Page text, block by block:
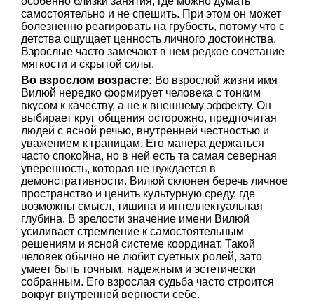
самостоятельно и не спешить. При этом он может
болезненно реагировать на грубость, потому что с
детства ощущает ценность личного достоинства.
Взрослые часто замечают в нем редкое сочетание
мягкости и скрытой силы.
Во взрослом возрасте: Во взрослой жизни имя
Вилюй нередко формирует человека с тонким
вкусом к качеству, а не к внешнему эффекту. Он
выбирает круг общения осторожно, предпочитая
людей с ясной речью, внутренней честностью и
уважением к границам. Его манера держаться
часто спокойна, но в ней есть та самая северная
уверенность, которая не нуждается в
демонстративности. Вилюй склонен беречь личное
пространство и ценить культурную среду, где
возможны смысл, тишина и интеллектуальная
глубина. В зрелости значение имени Вилюй
усиливает стремление к самостоятельным
решениям и ясной системе координат. Такой
человек обычно не любит суетных ролей, зато
умеет быть точным, надежным и эстетически
собранным. Его взрослая судьба часто строится
вокруг внутренней верности себе.